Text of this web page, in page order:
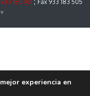
933 180 101 ¦ Fax 933 183 505
▼
experiencia en